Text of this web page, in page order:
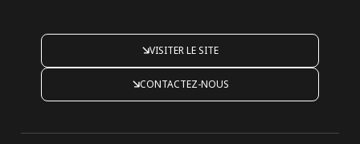
VISITER LE SITE
CONTACTEZ-NOUS